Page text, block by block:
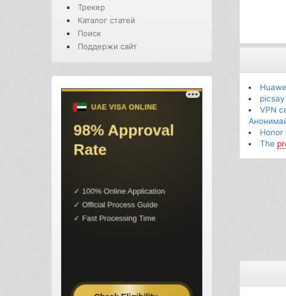
Трекер
Каталог статей
Поиск
Поддержи сайт
picsay
VPN
Honor
The